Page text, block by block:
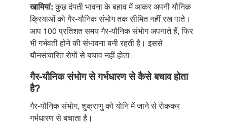
खामियां:कुछ दंपती भावना के बहाव में आकर अपनी यौनिक
क्रियाओं को गैर-यौनिक संभोग तक सीमित नहीं रख पाते।
आप 100 प्रतिशत समय गैर-यौनिक संभोग अपनाते हैं, फिर
भी गर्भवती होने की संभावना बनी रहती है। इससे
यौनसंचारित रोगों से बचाव नहीं होता।
गैर-यौनिक संभोग से गर्भधारण से कैसे बचाव होता
है?
गैर-यौनिक संभोग, शुक्राणु को योनि में जाने से रोककर
गर्भधारण से बचाता है।